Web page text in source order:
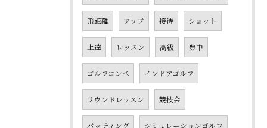
飛距離 アップ 接待 ショット
上達 レッスン 高級 豊中
ゴルフコンペ インドアゴルフ
ラウンドレッスン 競技会
パッティング シミュレーションゴルフ